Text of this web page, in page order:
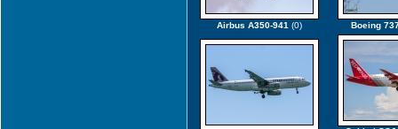
Airbus A350-941 (0) Boeing